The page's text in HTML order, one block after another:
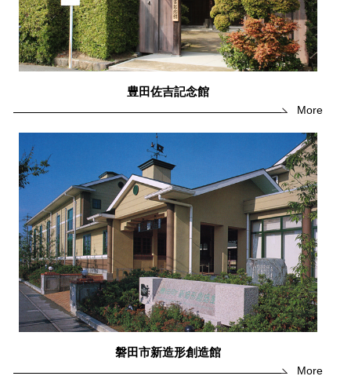
豊田佐吉記念館
More
磐田市新造形創造館
More